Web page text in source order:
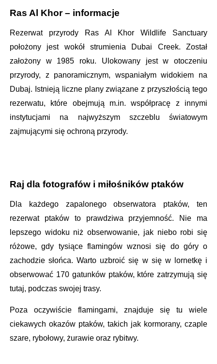
Ras Al Khor – informacje
Rezerwat przyrody Ras Al Khor Wildlife Sanctuary
położony jest wokół strumienia Dubai Creek. Został
założony w 1985 roku. Ulokowany jest w otoczeniu
przyrody, z panoramicznym, wspaniałym widokiem na
Dubaj. Istnieją liczne plany związane z przyszłością tego
rezerwatu, które obejmują m.in. współpracę z innymi
instytucjami na najwyższym szczeblu światowym
zajmującymi się ochroną przyrody.
Raj dla fotografów i miłośników ptaków
Dla każdego zapalonego obserwatora ptaków, ten
rezerwat ptaków to prawdziwa przyjemność. Nie ma
lepszego widoku niż obserwowanie, jak niebo robi się
różowe, gdy tysiące flamingów wznosi się do góry o
zachodzie słońca. Warto uzbroić się w się w lornetkę i
obserwować 170 gatunków ptaków, które zatrzymują się
tutaj, podczas swojej trasy.
Poza oczywiście flamingami, znajduje się tu wiele
ciekawych okazów ptaków, takich jak kormorany, czaple
szare, rybołowy, żurawie oraz rybitwy.